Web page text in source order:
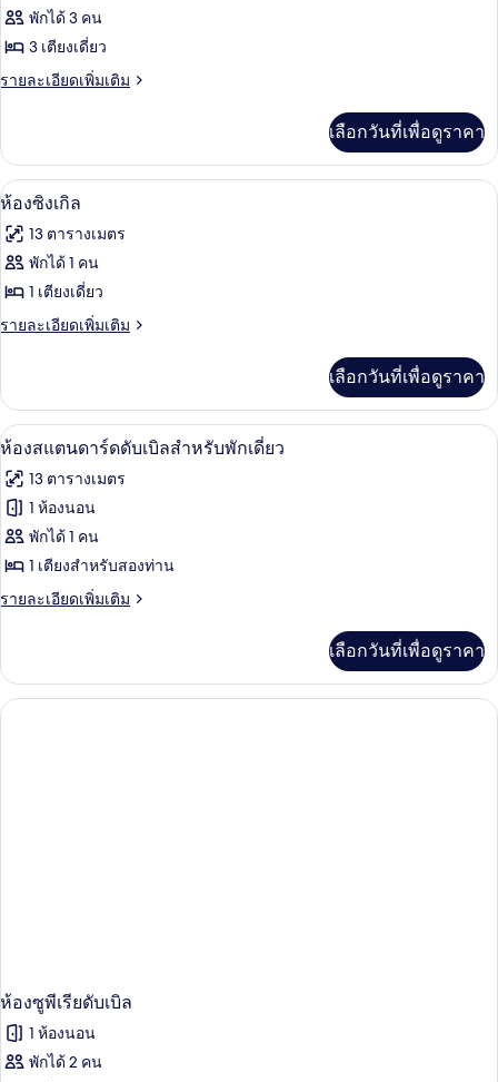
ของ
ห้อง
สแตนดาร์ด
Adults
+
1
child)
พักได้ 3 คน
3 เตียงเดี่ยว
รายละเอียดเพิ่มเติม
ราย
เกี่ยว
กับ
ห้อง
ดับเบิล
(2
+
1
child)
เลือกวันที่เพื่อดูราคา
เปิด
ภาพถ่าย
ทั้งหมด
ของ
ห้อง
ตู้นิรภัยในห้องพัก, โต๊ะทำงาน, Wi-Fi,
3
ห้องซิงเกิล
13 ตารางเมตร
พักได้ 1 คน
1 เตียงเดี่ยว
รายละเอียดเพิ่มเติม
ราย
เกี่ยว
กับ
ห้อง
เลือกวันที่เพื่อดูราคา
เปิด
ภาพถ่าย
ทั้งหมด
ของ
ห้อง
สแตนดาร์ด
สำหรับ
พัก
ตู้นิรภัยในห้องพัก, โต๊ะทำงาน, Wi-Fi,
3
ห้องสแตนดาร์ดดับเบิลสำหรับพักเดี่ยว
13 ตารางเมตร
1 ห้องนอน
พักได้ 1 คน
1 เตียงสำหรับสองท่าน
รายละเอียดเพิ่มเติม
ราย
เกี่ยว
กับ
ห้อง
เลือกวันที่เพื่อดูราคา
ห้องซูพีเรียดับเบิล
1 ห้องนอน
พักได้ 2 คน